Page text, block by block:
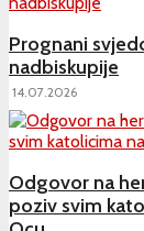
Prognani
nadbiskupije
14.07.2026
Odgovor na
poziv svim